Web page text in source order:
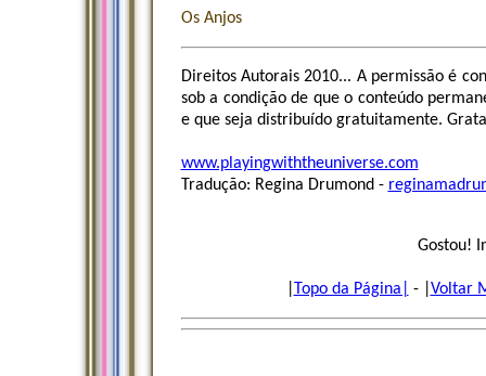
Os Anjos
Direitos Autorais 2010... A permissão é
sob a condição de que o conteúdo
e que seja distribuído gratuitamente. Grata
www.playingwiththeuniverse.com
Tradução: Regina Drumond -
Gostou!
Topo da Página| - | Voltar